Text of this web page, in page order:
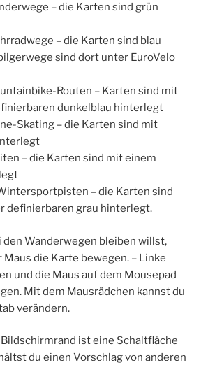
– die Karten sind grün
– die Karten sind blau
sind dort unter EuroVelo
Routen – Karten sind mit
dunkelblau hinterlegt
Skating – die Karten sind mit
– die Karten sind mit einem
– die Karten sind
definierbaren grau hinterlegt.
den Wanderwegen bleiben willst,
die Karte bewegen. – Linke
und die Maus auf dem Mousepad
Mit dem Mausrädchen kannst du
verändern.
ist eine Schaltfläche
du einen Vorschlag von anderen